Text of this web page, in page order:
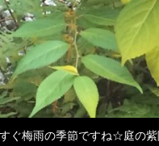
ぐ梅雨の季節ですね☆庭の